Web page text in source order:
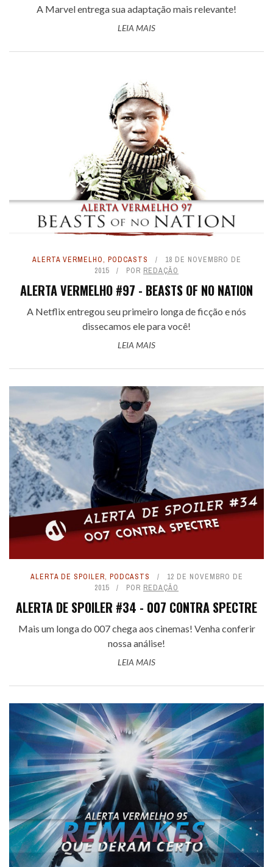
A Marvel entrega sua adaptação mais relevante!
LEIA MAIS
ALERTA VERMELHO, PODCASTS
18 DE NOVEMBRO DE
2015
POR REDAÇÃO
ALERTA VERMELHO #97 - BEASTS OF NO NATION
A Netflix entregou seu primeiro longa de ficção e nós
dissecamos ele para você!
LEIA MAIS
ALERTA DE SPOILER, PODCASTS
12 DE NOVEMBRO DE
2015
POR REDAÇÃO
ALERTA DE SPOILER #34 - 007 CONTRA SPECTRE
Mais um longa do 007 chega aos cinemas! Venha conferir
nossa análise!
LEIA MAIS